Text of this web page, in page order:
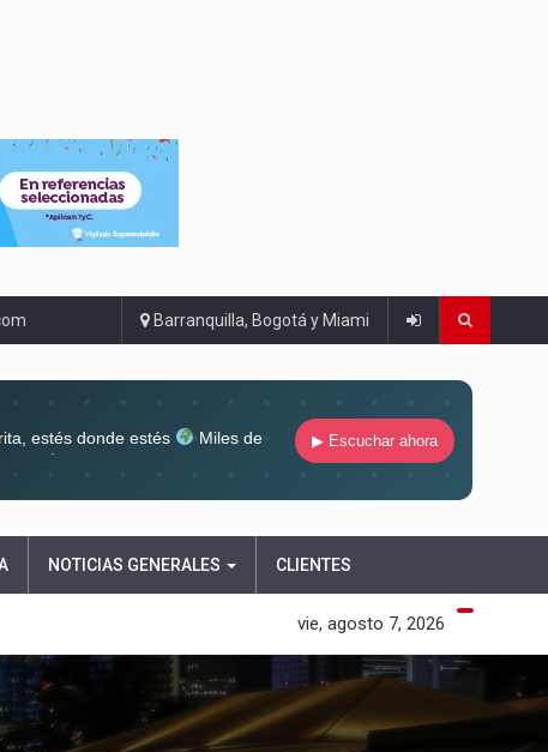
Barranquilla, Bogotá y Miami
estés donde estés
Miles de
▶ Escuchar ahora
NOTICIAS GENERALES CLIENTES
vie, agosto 7, 2026